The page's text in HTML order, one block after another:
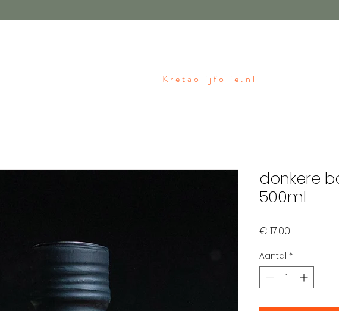
Kretaolijfolie.nl
donkere
500ml
€ 17,00
Aantal *